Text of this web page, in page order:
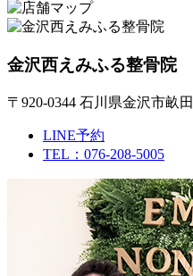
金沢西えみふる整骨院
〒920-0344 石川県金沢市畝
LINE予約
TEL：076-208-5005